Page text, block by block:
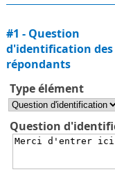
#1 - Question
d'identification des
répondants
Type élément
Question